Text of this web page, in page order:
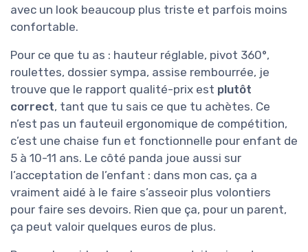
avec un look beaucoup plus triste et parfois moins
confortable.
Pour ce que tu as : hauteur réglable, pivot 360°,
roulettes, dossier sympa, assise rembourrée, je
trouve que le rapport qualité-prix est plutôt
correct, tant que tu sais ce que tu achètes. Ce
n’est pas un fauteuil ergonomique de compétition,
c’est une chaise fun et fonctionnelle pour enfant de
5 à 10-11 ans. Le côté panda joue aussi sur
l’acceptation de l’enfant : dans mon cas, ça a
vraiment aidé à le faire s’asseoir plus volontiers
pour faire ses devoirs. Rien que ça, pour un parent,
ça peut valoir quelques euros de plus.